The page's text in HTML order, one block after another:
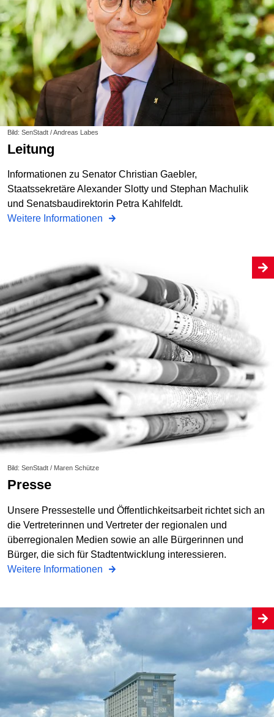
Bild: SenStadt / Andreas Labes
Leitung
Informationen zu Senator Christian Gaebler,
Staatssekretäre Alexander Slotty und Stephan Machulik
und Senatsbaudirektorin Petra Kahlfeldt.
Weitere Informationen
Bild: SenStadt / Maren Schütze
Presse
Unsere Pressestelle und Öffentlichkeitsarbeit richtet sich an
die Vertreterinnen und Vertreter der regionalen und
überregionalen Medien sowie an alle Bürgerinnen und
Bürger, die sich für Stadtentwicklung interessieren.
Weitere Informationen